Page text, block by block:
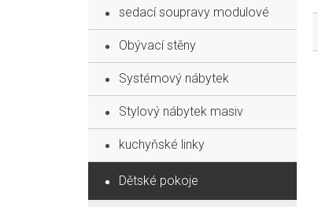
sedací soupravy modulové
Obývací stěny
Systémový nábytek
Stylový nábytek masiv
kuchyňské linky
Dětské pokoje